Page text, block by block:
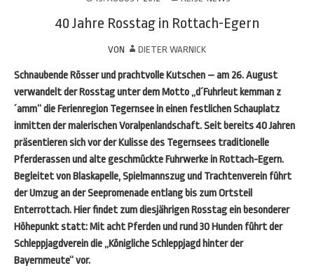
40 Jahre Rosstag in Rottach-Egern
VON DIETER WARNICK
Schnaubende Rösser und prachtvolle Kutschen – am 26. August
verwandelt der Rosstag unter dem Motto „d´Fuhrleut kemman z
´amm“ die Ferienregion Tegernsee in einen festlichen Schauplatz
inmitten der malerischen Voralpenlandschaft. Seit bereits 40 Jahren
präsentieren sich vor der Kulisse des Tegernsees traditionelle
Pferderassen und alte geschmückte Fuhrwerke in Rottach-Egern.
Begleitet von Blaskapelle, Spielmannszug und Trachtenverein führt
der Umzug an der Seepromenade entlang bis zum Ortsteil
Enterrottach. Hier findet zum diesjährigen Rosstag ein besonderer
Höhepunkt statt: Mit acht Pferden und rund 30 Hunden führt der
Schleppjagdverein die „Königliche Schleppjagd hinter der
Bayernmeute“ vor.